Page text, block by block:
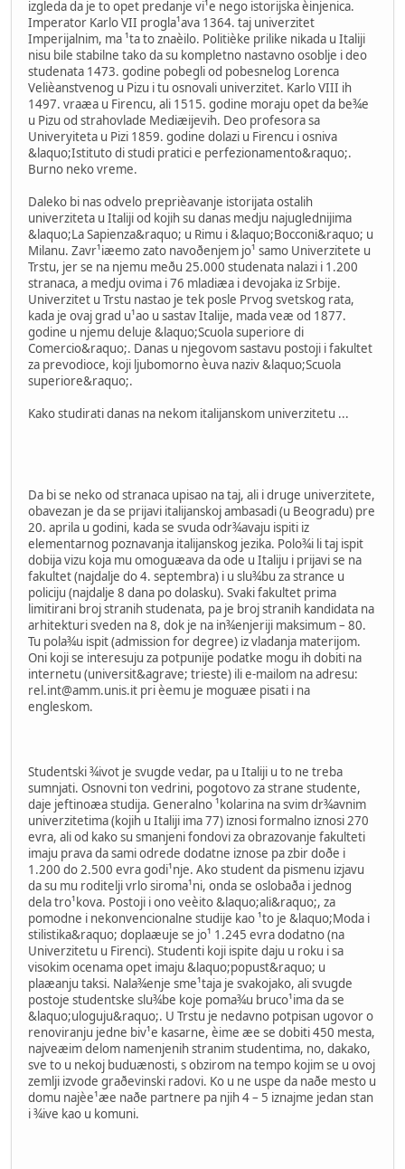
izgleda da je to opet predanje vi¹e nego istorijska èinjenica.
Imperator Karlo VII progla¹ava 1364. taj univerzitet
Imperijalnim, ma ¹ta to znaèilo. Politièke prilike nikada u Italiji
nisu bile stabilne tako da su kompletno nastavno osoblje i deo
studenata 1473. godine pobegli od pobesnelog Lorenca
Velièanstvenog u Pizu i tu osnovali univerzitet. Karlo VIII ih
1497. vraæa u Firencu, ali 1515. godine moraju opet da be¾e
u Pizu od strahovlade Mediæijevih. Deo profesora sa
Univeryiteta u Pizi 1859. godine dolazi u Firencu i osniva
&laquo;Istituto di studi pratici e perfezionamento&raquo;.
Burno neko vreme.
Daleko bi nas odvelo preprièavanje istorijata ostalih
univerziteta u Italiji od kojih su danas medju najuglednijima
&laquo;La Sapienza&raquo; u Rimu i &laquo;Bocconi&raquo; u
Milanu. Zavr¹iæemo zato navoðenjem jo¹ samo Univerzitete u
Trstu, jer se na njemu meðu 25.000 studenata nalazi i 1.200
stranaca, a medju ovima i 76 mladiæa i devojaka iz Srbije.
Univerzitet u Trstu nastao je tek posle Prvog svetskog rata,
kada je ovaj grad u¹ao u sastav Italije, mada veæ od 1877.
godine u njemu deluje &laquo;Scuola superiore di
Comercio&raquo;. Danas u njegovom sastavu postoji i fakultet
za prevodioce, koji ljubomorno èuva naziv &laquo;Scuola
superiore&raquo;.
Kako studirati danas na nekom italijanskom univerzitetu ...
Da bi se neko od stranaca upisao na taj, ali i druge univerzitete,
obavezan je da se prijavi italijanskoj ambasadi (u Beogradu) pre
20. aprila u godini, kada se svuda odr¾avaju ispiti iz
elementarnog poznavanja italijanskog jezika. Polo¾i li taj ispit
dobija vizu koja mu omoguæava da ode u Italiju i prijavi se na
fakultet (najdalje do 4. septembra) i u slu¾bu za strance u
policiju (najdalje 8 dana po dolasku). Svaki fakultet prima
limitirani broj stranih studenata, pa je broj stranih kandidata na
arhitekturi sveden na 8, dok je na in¾enjeriji maksimum – 80.
Tu pola¾u ispit (admission for degree) iz vladanja materijom.
Oni koji se interesuju za potpunije podatke mogu ih dobiti na
internetu (universit&agrave; trieste) ili e-mailom na adresu:
rel.int@amm.unis.it pri èemu je moguæe pisati i na
engleskom.
Studentski ¾ivot je svugde vedar, pa u Italiji u to ne treba
sumnjati. Osnovni ton vedrini, pogotovo za strane studente,
daje jeftinoæa studija. Generalno ¹kolarina na svim dr¾avnim
univerzitetima (kojih u Italiji ima 77) iznosi formalno iznosi 270
evra, ali od kako su smanjeni fondovi za obrazovanje fakulteti
imaju prava da sami odrede dodatne iznose pa zbir doðe i
1.200 do 2.500 evra godi¹nje. Ako student da pismenu izjavu
da su mu roditelji vrlo siroma¹ni, onda se oslobaða i jednog
dela tro¹kova. Postoji i ono veèito &laquo;ali&raquo;, za
pomodne i nekonvencionalne studije kao ¹to je &laquo;Moda i
stilistika&raquo; doplaæuje se jo¹ 1.245 evra dodatno (na
Univerzitetu u Firenci). Studenti koji ispite daju u roku i sa
visokim ocenama opet imaju &laquo;popust&raquo; u
plaæanju taksi. Nala¾enje sme¹taja je svakojako, ali svugde
postoje studentske slu¾be koje poma¾u bruco¹ima da se
&laquo;uloguju&raquo;. U Trstu je nedavno potpisan ugovor o
renoviranju jedne biv¹e kasarne, èime æe se dobiti 450 mesta,
najveæim delom namenjenih stranim studentima, no, dakako,
sve to u nekoj buduænosti, s obzirom na tempo kojim se u ovoj
zemlji izvode graðevinski radovi. Ko u ne uspe da naðe mesto u
domu najèe¹æe naðe partnere pa njih 4 – 5 iznajme jedan stan
i ¾ive kao u komuni.